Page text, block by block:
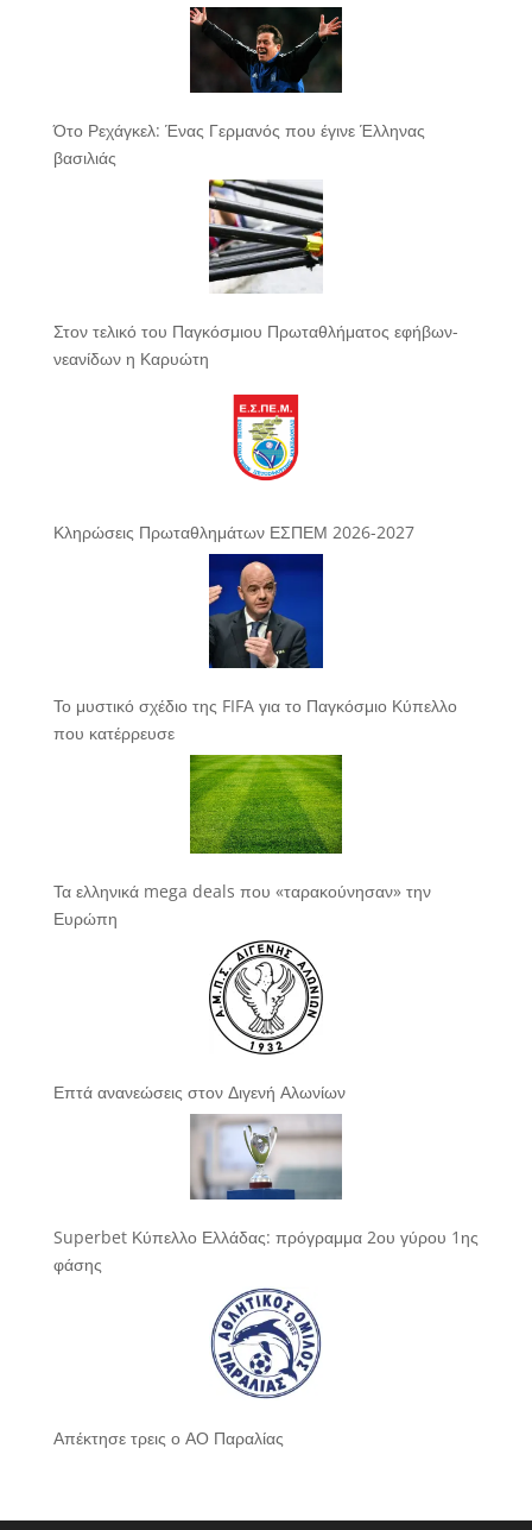
Ότο Ρεχάγκελ: Ένας Γερμανός που έγινε Έλληνας
βασιλιάς
Στον τελικό του Παγκόσμιου Πρωταθλήματος εφήβων-
νεανίδων η Καρυώτη
Κληρώσεις Πρωταθλημάτων ΕΣΠΕΜ 2026-2027
Το μυστικό σχέδιο της FIFA για το Παγκόσμιο Κύπελλο
που κατέρρευσε
Τα ελληνικά mega deals που «ταρακούνησαν» την
Ευρώπη
Επτά ανανεώσεις στον Διγενή Αλωνίων
Superbet Κύπελλο Ελλάδας: πρόγραμμα 2ου γύρου 1ης
φάσης
Απέκτησε τρεις ο ΑΟ Παραλίας